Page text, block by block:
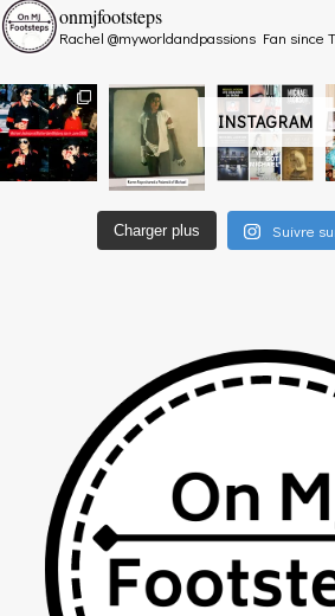
INSTAGRAM
onmjfootsteps
Rachel @myworldandpassions Fan since
Charger plus Suivre